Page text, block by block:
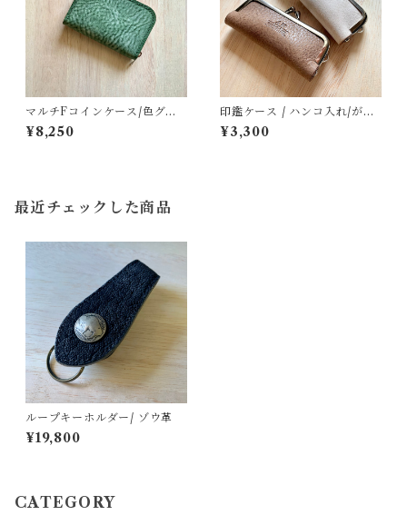
マルチFコインケース/色グリ
ーン/オイルワックス
¥8,250
印鑑ケース / ハンコ入れ/がま
口シルバー色
¥3,300
最近チェックした商品
ループキーホルダー/ ゾウ革
¥19,800
CATEGORY